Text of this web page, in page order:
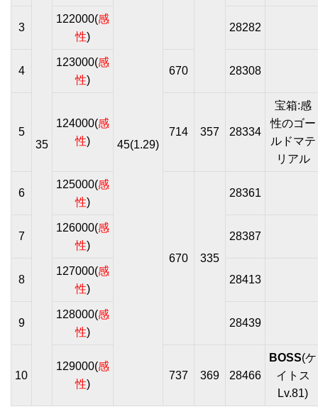
35 45(1.29)
3
122000(感
性)
28282
4
123000(感
性)
670 28308
5
124000(感
性)
714 357 28334
宝箱:感
性のゴー
ルドマテ
リアル
6
125000(感
性)
670 335
28361
7
126000(感
性)
28387
8
127000(感
性)
28413
9
128000(感
性)
28439
10
129000(感
性)
737 369 28466
BOSS(ケ
イトス
Lv.81)